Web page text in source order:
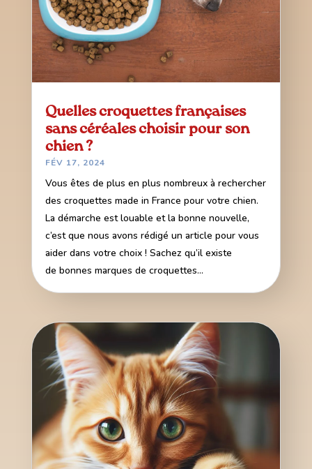
Quelles croquettes françaises
sans céréales choisir pour son
chien ?
FÉV 17, 2024
Vous êtes de plus en plus nombreux à rechercher
des croquettes made in France pour votre chien.
La démarche est louable et la bonne nouvelle,
c’est que nous avons rédigé un article pour vous
aider dans votre choix ! Sachez qu’il existe
de bonnes marques de croquettes...